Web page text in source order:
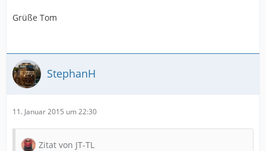
Grüße Tom
StephanH
11. Januar 2015 um 22:30
Zitat von JT-TL